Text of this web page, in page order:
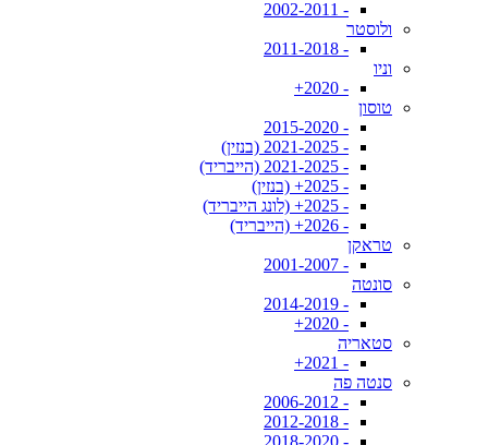
- 2002-2011
ולוסטר
- 2011-2018
וניו
- 2020+
טוסון
- 2015-2020
- 2021-2025 (בנזין)
- 2021-2025 (הייבריד)
- 2025+ (בנזין)
- 2025+ (לונג הייבריד)
- 2026+ (הייבריד)
טראקן
- 2001-2007
סונטה
- 2014-2019
- 2020+
סטאריה
- 2021+
סנטה פה
- 2006-2012
- 2012-2018
- 2018-2020